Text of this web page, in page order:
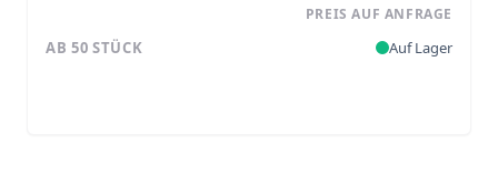
PREIS AUF ANFRAGE
AB 50 STÜCK Auf Lager